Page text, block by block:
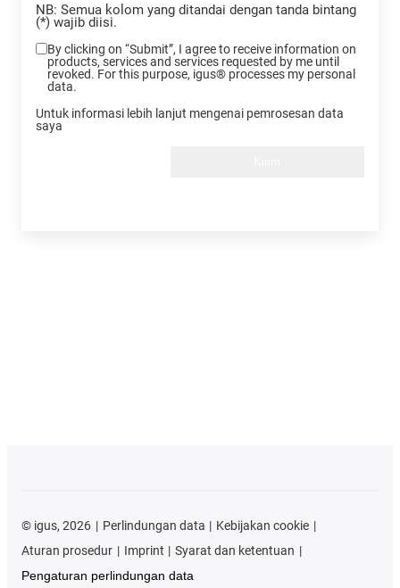
NB: Semua kolom yang ditandai dengan tanda bintang
(*) wajib diisi.
By clicking on “Submit”, I agree to receive information on
products, services and services requested by me until
revoked. For this purpose, igus® processes my personal
data.
Untuk informasi lebih lanjut mengenai pemrosesan data
saya
© igus, 2026 Perlindungan data
Kebijakan cookie
Aturan prosedur
Imprint
Syarat dan ketentuan
Pengaturan perlindungan data